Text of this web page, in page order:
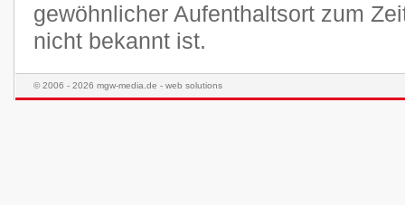
gewöhnlicher Aufenthaltsort zum
nicht bekannt ist.
© 2006 - 2026 mgw-media.de - web solutions